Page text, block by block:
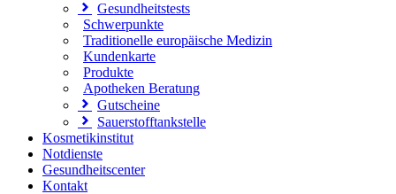
Gesundheitstests
Schwerpunkte
Traditionelle europäische Medizin
Kundenkarte
Produkte
Apotheken Beratung
Gutscheine
Sauerstofftankstelle
Kosmetikinstitut
Notdienste
Gesundheitscenter
Kontakt